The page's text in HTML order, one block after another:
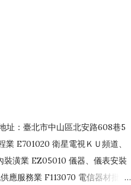
址：臺北市中山區北安路608巷5
E701020 衛星電視ＫＵ頻道、
裝潢業 EZ05010 儀器、儀表安裝
應服務業 F113070 電信器材批發